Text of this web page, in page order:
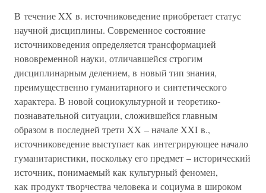
В течение XX в. источниковедение приобретает статус
научной дисциплины. Современное состояние
источниковедения определяется трансформацией
нововременной науки, отличавшейся строгим
дисциплинарным делением, в новый тип знания,
преимущественно гуманитарного и синтетического
характера. В новой социокультурной и теоретико-
познавательной ситуации, сложившейся главным
образом в последней трети XX – начале XXI в.,
источниковедение выступает как интегрирующее начало
гуманитаристики, поскольку его предмет – исторический
источник, понимаемый как культурный феномен,
как продукт творчества человека и социума в широком